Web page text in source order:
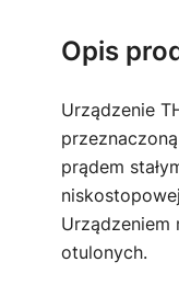
Opis
Urządzenie
prądem
otulonych.